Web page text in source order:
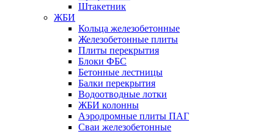
Штакетник
ЖБИ
Кольца железобетонные
Железобетонные плиты
Плиты перекрытия
Блоки ФБС
Бетонные лестницы
Балки перекрытия
Водоотводные лотки
ЖБИ колонны
Аэродромные плиты ПАГ
Сваи железобетонные